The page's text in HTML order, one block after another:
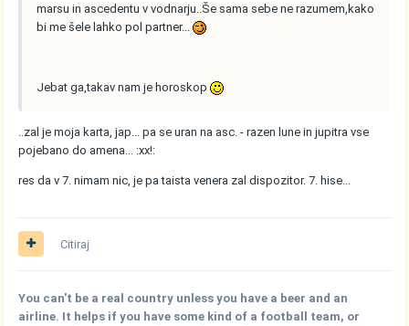
marsu in ascedentu v vodnarju..Še sama sebe ne razumem,kako
bi me šele lahko pol partner...
Jebat ga,takav nam je horoskop
..zal je moja karta, jap... pa se uran na asc. - razen lune in jupitra vse
pojebano do amena... :xx!:
res da v 7. nimam nic, je pa taista venera zal dispozitor. 7. hise...
Citiraj
You can't be a real country unless you have a beer and an
airline. It helps if you have some kind of a football team, or